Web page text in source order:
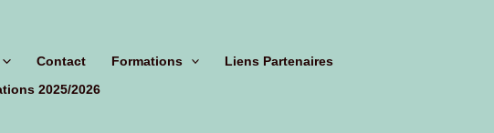
Contact Formations
Liens Partenaires
2025/2026